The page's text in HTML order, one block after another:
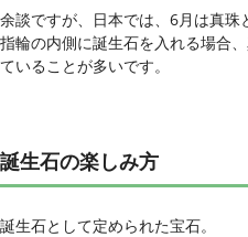
余談ですが、日本では、6月は真珠
指輪の内側に誕生石を入れる場合
ていることが多いです。
誕生石の楽しみ方
誕生石として定められた宝石。